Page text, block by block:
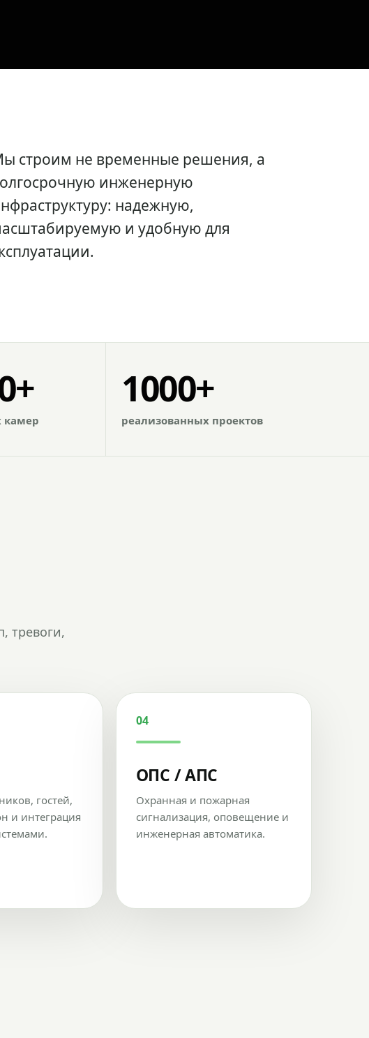
строим не временные решения, а
инженерную
надежную,
и удобную для
камер
1000+
реализованных проектов
тревоги,
гостей,
и интеграция
04
ОПС / АПС
Охранная и пожарная
сигнализация, оповещение и
инженерная автоматика.